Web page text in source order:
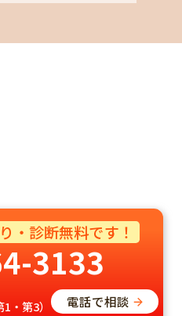
・診断無料です！
3133
・第3） 電話で相談